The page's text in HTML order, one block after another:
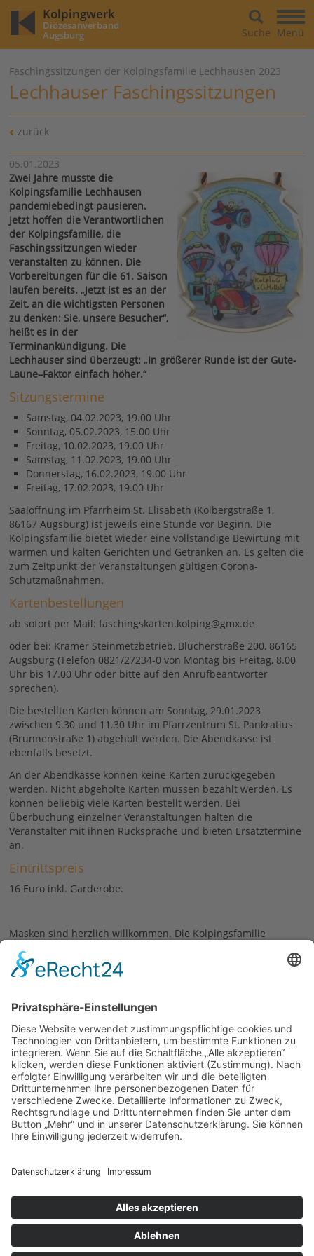
Kolpingwerk
Diözesanverband
Augsburg Menü
Suche
Faschingssitzungen der Kolpingsfamilie Lechhausen 2023
Lechhauser Faschingssitzungen
zurück
05.01.2023
Zwei Jahre musste die
Kolpingsfamilie Lechhausen
pandemiebedingt pausieren.
Jetzt hoffen die Verantwortlichen
der Kolpingsfamilie, die
Faschingssitzungen wieder
veranstalten zu können. Die
Vorbereitungen für die 61. Saison
laufen bereits. „Jetzt ist es an der
Zeit, an die wichtigsten Personen
zu denken: Sie, unsere Besucher“,
heißt es in der
Terminankündigung. Die
Lechhauser sind überzeugt: „In größerer Runde ist der Gute-
Laune–Faktor einfach höher.“
Sitzungstermine
Samstag, 04.02.2023, 19.00 Uhr
Sonntag, 05.02.2023, 15.00 Uhr
Freitag, 10.02.2023, 19.00 Uhr
Samstag, 11.02.2023, 19.00 Uhr
Donnerstag, 16.02.2023, 19.00 Uhr
Freitag, 17.02.2023, 19.00 Uhr
Saalöffnung im Pfarrheim St. Elisabeth (Kolbergstraße 1,
86167 Augsburg) ist jeweils eine Stunde vor Beginn. Die
Kolpingsfamilie bietet wieder eine vollständige Bewirtung mit
warmen und kalten Gerichten und Getränken an. Es gelten die
zum Zeitpunkt der Veranstaltungen gültigen Corona-
Schutzmaßnahmen.
Kartenbestellungen
ab sofort per Mail: faschingskarten.kolping@gmx.de
oder bei: Kramer Steinmetzbetrieb, Blücherstraße 200, 86165
Augsburg (Telefon 0821/27234-0 von Montag bis Freitag, 8.00
Uhr bis 17.00 Uhr oder bitte auf den Anrufbeantworter
sprechen).
Die bestellten Karten können am Sonntag, 29.01.2023
zwischen 9.30 und 11.30 Uhr im Pfarrzentrum St. Pankratius
(Brunnenstraße 1) abgeholt werden. Die Abendkasse ist
ebenfalls besetzt.
An der Abendkasse können keine Karten zurückgegeben
werden. Nicht abgeholte Karten müssen bezahlt werden. Es
können beliebig viele Karten bestellt werden. Bei
Überbuchung einzelner Veranstaltungen halten die
Veranstalter mit ihnen Rücksprache und bieten Ersatztermine
an.
Eintrittspreis
16 Euro inkl. Garderobe.
Masken sind herzlich willkommen. Die Kolpingsfamilie
vollbesetzten Saal einen lustigen Fasching feiern kann.
zurück
Links
Kolpingsfamilie Lechhausen
© 2026 | Kolpingwerk Diözesanverband Augsburg
Datenschutzerklärung|Impressum